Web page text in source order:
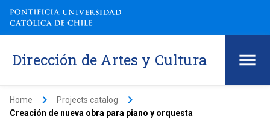
Dirección de Artes y Cultura
Home keyboard_arrow_right Projects catalog keyboard_arrow_right
Creación de nueva obra para piano y orquesta